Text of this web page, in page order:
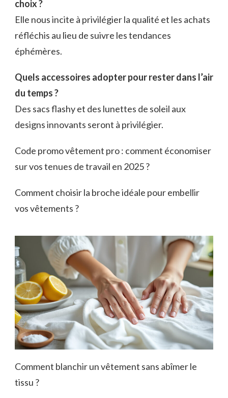
choix ?
Elle nous incite à privilégier la qualité et les achats
réfléchis au lieu de suivre les tendances
éphémères.
Quels accessoires adopter pour rester dans l’air
du temps ?
Des sacs flashy et des lunettes de soleil aux
designs innovants seront à privilégier.
Code promo vêtement pro : comment économiser
sur vos tenues de travail en 2025 ?
Comment choisir la broche idéale pour embellir
vos vêtements ?
Comment blanchir un vêtement sans abîmer le
tissu ?